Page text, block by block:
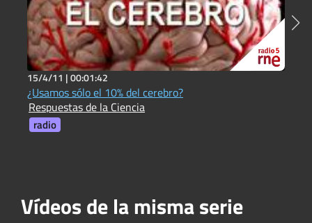
15/4/11 |00:01:42
¿Usamos sólo el 10% del cerebro?
Respuestas de la Ciencia
radio
Vídeos de la misma serie